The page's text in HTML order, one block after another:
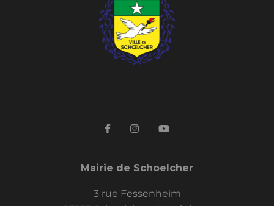
Mairie de Schoelcher
3 rue Fessenheim